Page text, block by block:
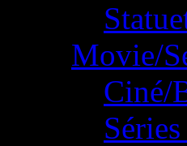
Movie/
Ciné/